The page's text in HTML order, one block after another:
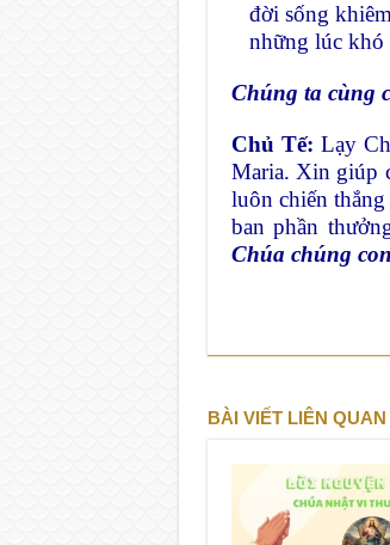
đời sống
những lúc khó
Chúng ta cùng
Chủ Tế: Lạy
Maria. Xin giúp
luôn chiến
ban phần
Chúa chúng
BÀI VIẾT LIÊN QUAN